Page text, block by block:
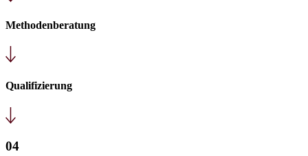
Methodenberatung
Qualifizierung
04